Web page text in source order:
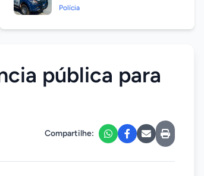
casais durante feriado
Polícia
pública para
Compartilhe: